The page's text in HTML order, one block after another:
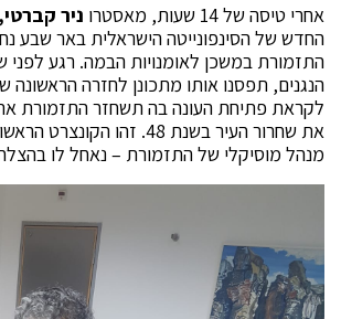
אחרי טיסה של 14 שעות, מאסטרו ניר קברטי,
החדש של הסינפונייטה הישראלית באר שבע
התזמורת במשכן לאומנויות הבמה. רגע לפני
הנגנים, תפסנו אותו מתכונן לחזרה הראשונה
לקראת פתיחת העונה בה תשחזר התזמורת את
את שחרור העיר בשנת 48. זהו
מנהל מוסיקלי של התזמורת – נאחל לו